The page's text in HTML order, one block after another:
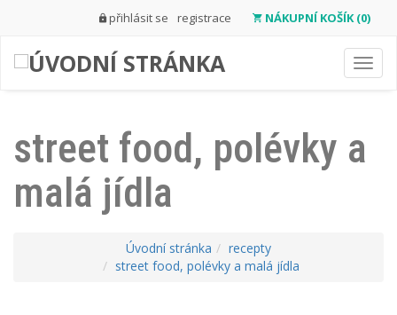
přihlásit se registrace NÁKUPNÍ KOŠÍK (0)
street food, polévky a
malá jídla
Úvodní stránka
recepty
street food, polévky a malá jídla